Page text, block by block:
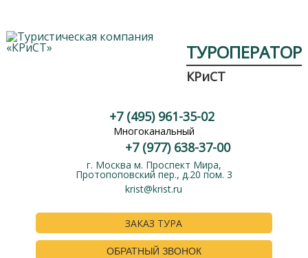
ТУРОПЕРАТОР
КРиСТ
ЗАКАЗ ТУРА
ОБРАТНЫЙ ЗВОНОК
+7 (495) 961-35-02
Многоканальный
+7 (977) 638-37-00
г. Москва м. Проспект Мира,
Протопоповский пер., д.20 пом. 3
krist@krist.ru